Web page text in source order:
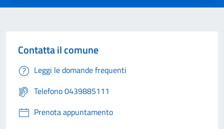
Contatta il comune
Leggi le domande frequenti
Telefono 0439885111
Prenota appuntamento